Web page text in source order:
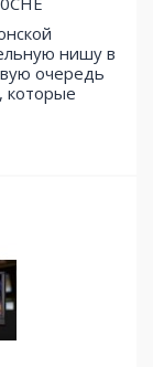
нишу в
очередь
которые